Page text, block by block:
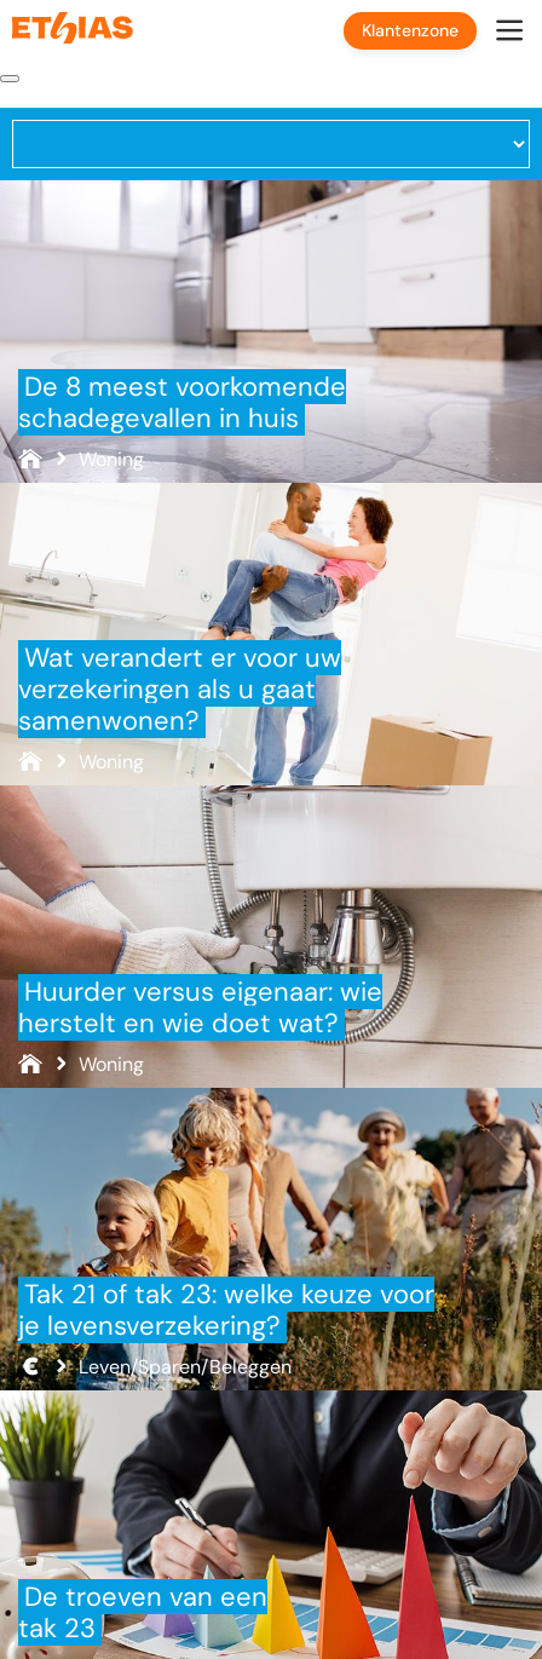
Klantenzone
De 8 meest voorkomende
schadegevallen in huis
Woning
Wat verandert er voor uw
verzekeringen als u gaat
samenwonen?
Woning
Huurder versus eigenaar: wie
herstelt en wie doet wat?
Woning
Tak 21 of tak 23: welke keuze voor
je levensverzekering?
Leven/Sparen/Beleggen
De troeven van een
tak 23